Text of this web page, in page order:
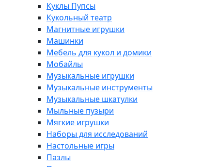
Куклы Пупсы
Кукольный театр
Магнитные игрушки
Машинки
Мебель для кукол и домики
Мобайлы
Музыкальные игрушки
Музыкальные инструменты
Музыкальные шкатулки
Мыльные пузыри
Мягкие игрушки
Наборы для исследований
Настольные игры
Пазлы